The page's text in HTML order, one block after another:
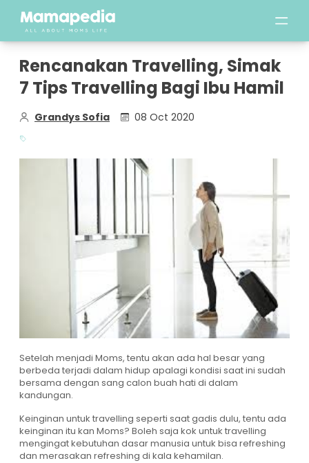
Rencanakan Travelling, Simak
7 Tips Travelling Bagi Ibu Hamil
Grandys Sofia 08 Oct 2020
Setelah menjadi Moms, tentu akan ada hal besar yang
berbeda terjadi dalam hidup apalagi kondisi saat ini sudah
bersama dengan sang calon buah hati di dalam
kandungan.
Keinginan untuk travelling seperti saat gadis dulu, tentu ada
keinginan itu kan Moms? Boleh saja kok untuk travelling
mengingat kebutuhan dasar manusia untuk bisa refreshing
dan merasakan refreshing di kala kehamilan.